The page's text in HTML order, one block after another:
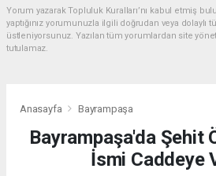
Yorum yazarak Topluluk Kuralları’nı kabul etmiş
yaptığınız yorumunuzla ilgili doğrudan veya dolaylı
üstleniyorsunuz. Yazılan tüm yorumlardan site
tutulamaz.
Anasayfa Bayrampaşa
Bayrampaşa'da Şehit
İsmi Caddeye